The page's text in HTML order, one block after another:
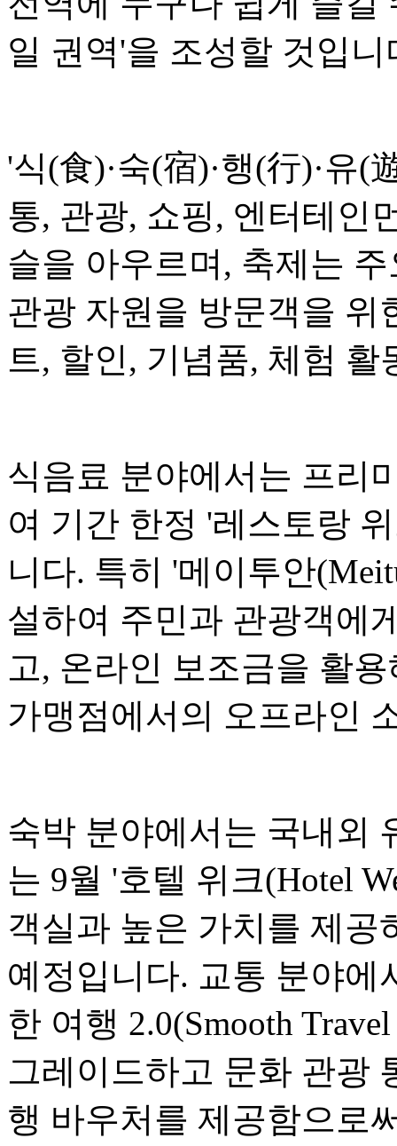
일 권역'을 조성할 것입니
'식(食)·숙(宿)·행(行)·유(
통, 관광, 쇼핑, 엔터테인
슬을 아우르며, 축제는
관광 자원을 방문객을 위
트, 할인, 기념품, 체험
식음료 분야에서는 프리
여 기간 한정 '레스토랑
니다. 특히 '메이투안
설하여 주민과 관광객에
고, 온라인 보조금을 활
가맹점에서의 오프라인
숙박 분야에서는 국내외
는 9월 '호텔 위크(Hotel
객실과 높은 가치를 제
예정입니다. 교통 분야
한 여행 2.0(Smooth
그레이드하고 문화 관광
행 바우처를 제공함으로